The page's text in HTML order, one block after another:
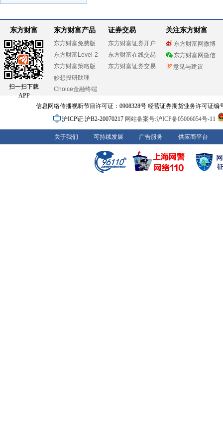
东方财富
扫一扫下载
APP
东方财富产品
东方财富免费版
东方财富Level-2
东方财富策略版
妙想投研助理
Choice金融终端
证券交易
东方财富证券开户
东方财富在线交易
东方财富证券交易
关注东方财富
东方财富网微博
东方财富网微信
意见与建议
信息网络传播视听节目许可证：0908328号 经营证券期货业务许可证编
沪ICP证:沪B2-20070217 网站备案号:沪ICP备05006054号-11
关于我们 可持续发展 广告服务 供应商平台